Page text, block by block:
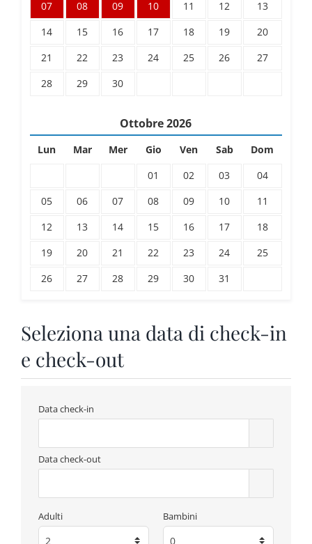
07
08 09 10 11 12
13
14
15 16 17 18 19
20
21
22 23 24 25 26
27
28
29 30
Ottobre 2026
Lun Mar Mer Gio Ven Sab
Dom
01
02 03
04
05
06 07 08 09 10
11
12
13 14 15 16 17
18
19
20 21 22 23 24
25
26
27 28 29 30 31
Seleziona una data di check-in
e check-out
Data check-in
Data check-out
Adulti Bambini